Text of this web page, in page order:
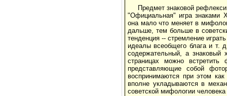
Предмет знаковой
"Официальная" игра знаками
она мало что меняет в
дальше, тем больше в
тенденция -- стремление
идеалы всеобщего блага и т.
содержательный, а знаковый
страницах можно
представляющие собой
воспринимаются при этом
вполне укладываются в
советской мифологии